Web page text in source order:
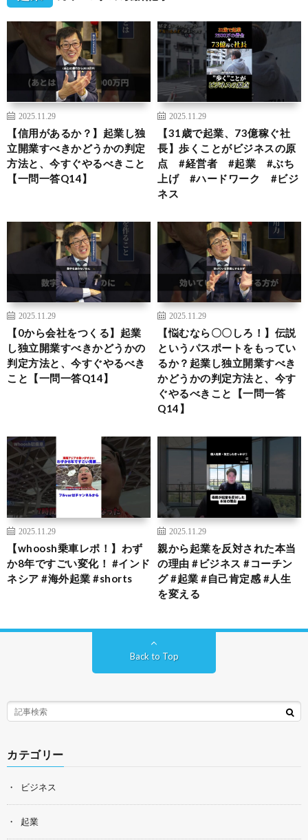
2025.11.29
【信用があるか？】起業し独
立開業すべきかどうかの判定
方法と、今すぐやるべきこと
【一問一答Q14】
2025.11.29
【31歳で起業、73億稼ぐ社
長】歩くことがビジネスの原
点 #経営者 #起業 #ぶち
上げ #ハードワーク #ビジ
ネス
2025.11.29
【0から会社をつくる】起業
し独立開業すべきかどうかの
判定方法と、今すぐやるべき
こと【一問一答Q14】
2025.11.29
【悩むなら〇〇しろ！】伝説
というパスポートをもってい
るか？起業し独立開業すべき
かどうかの判定方法と、今す
ぐやるべきこと【一問一答
Q14】
2025.11.29
【whoosh乗車レポ！】わず
か8年ですごい変化！ #インド
ネシア #海外起業 #shorts
2025.11.29
親から起業を反対された本当
の理由 #ビジネス #コーチン
グ #起業 #自己肯定感 #人生
を変える
Back to Top
カテゴリー
ビジネス
起業